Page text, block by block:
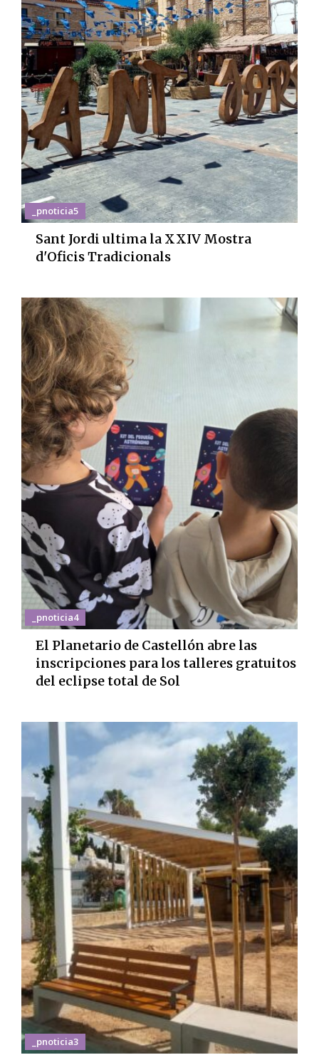
_pnoticia5
Sant Jordi ultima la XXIV Mostra
d'Oficis Tradicionals
_pnoticia4
El Planetario de Castellón abre las
inscripciones para los talleres gratuitos
del eclipse total de Sol
_pnoticia3